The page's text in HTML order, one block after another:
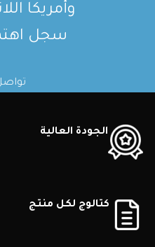
وأمريكا
سجل
الجودة العالية
كتالوج لكل منتج